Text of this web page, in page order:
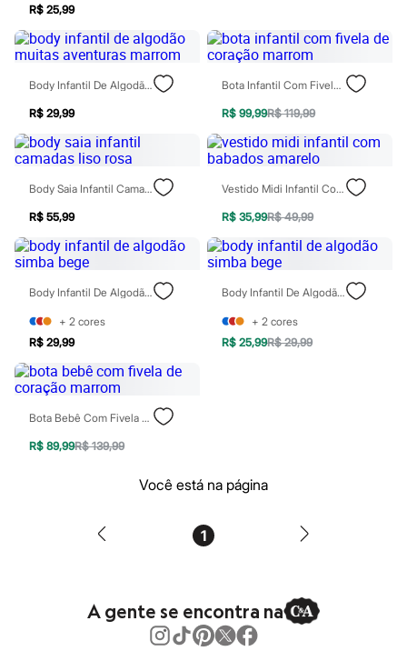
Calcinhas
Cuecas
Meias
Pijamas
Moda praia
Biquínis e Maiôs
Blusas de proteção
Personagens
Bluey
Hello Kitty
Homem Aranha
Minecraft
Naruto
Patrulha Canina
Sonic
Stitch
Kits
Perfumes árabes
Cabelos
Condicionador
Finalizadores
Shampoo
Tratamento
Cuidados com o rosto
Maquiagens
R$ 25,99
Body Infantil De Algodão Muitas Aventuras Marrom
R$ 29,99
Bota Infantil Com Fivela De Coração Marrom
R$ 99,99R$ 119,99
Body Saia Infantil Camadas Liso Rosa
R$ 55,99
Vestido Midi Infantil Com Babados Amarelo
R$ 35,99R$ 49,99
Body Infantil De Algodão Simba Bege
+ 2 cores
R$ 29,99
Body Infantil De Algodão Simba Bege
+ 2 cores
R$ 25,99R$ 29,99
Bota Bebê Com Fivela De Coração Marrom
R$ 89,99R$ 139,99
Você está na página
1
A gente se encontra na